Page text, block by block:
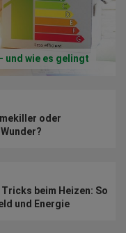
und wie es gelingt
oder
beim Heizen: So
und Energie